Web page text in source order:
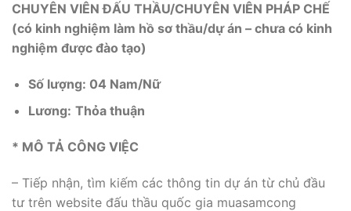
CHUYÊN VIÊN ĐẤU THẦU/CHUYÊN VIÊN PHÁP CHẾ
(có kinh nghiệm làm hồ sơ thầu/dự án – chưa có kinh
nghiệm được đào tạo)
Số lượng: 04 Nam/Nữ
Lương: Thỏa thuận
* MÔ TẢ CÔNG VIỆC
– Tiếp nhận, tìm kiếm các thông tin dự án từ chủ đầu
tư trên website đấu thầu quốc gia muasamcong